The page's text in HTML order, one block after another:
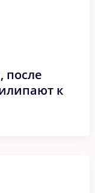
после
к